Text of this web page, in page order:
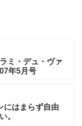
ミ・デュ・ヴァ
年5月号
にはまらず自由
。